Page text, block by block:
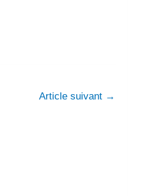
Article suivant →